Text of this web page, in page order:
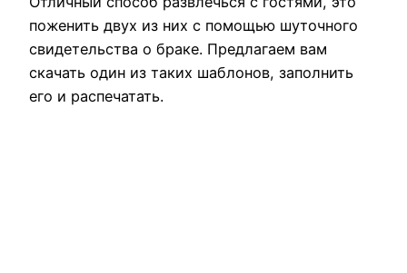
поженить двух из них с помощью шуточного
свидетельства о браке. Предлагаем вам
скачать один из таких шаблонов, заполнить
его и распечатать.